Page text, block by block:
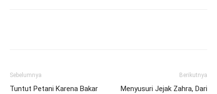
Sebelumnya
Tuntut Petani Karena Bakar
Berikutnya
Menyusuri Jejak Zahra, Dari